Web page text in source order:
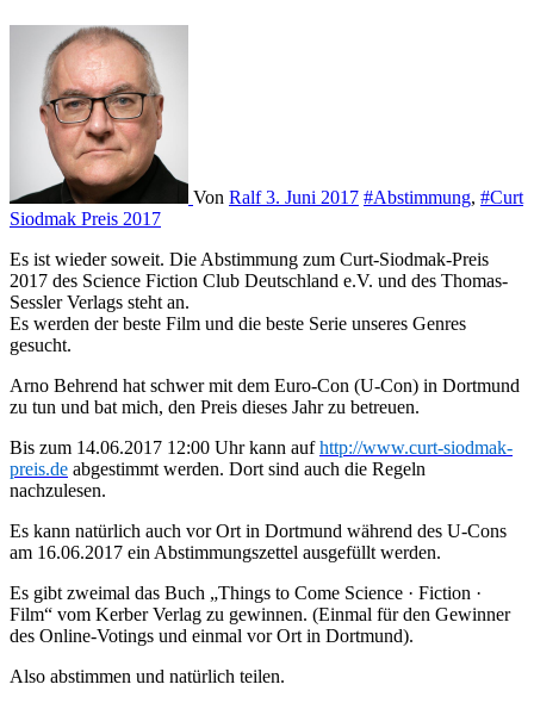
Von Ralf3. Juni 2017 #Abstimmung, #Curt
Siodmak Preis 2017
Es ist wieder soweit. Die Abstimmung zum Curt-Siodmak-Preis
2017 des Science Fiction Club Deutschland e.V. und des Thomas-
Sessler Verlags steht an.
Es werden der beste Film und die beste Serie unseres Genres
gesucht.
Arno Behrend hat schwer mit dem Euro-Con (U-Con) in Dortmund
zu tun und bat mich, den Preis dieses Jahr zu betreuen.
Bis zum 14.06.2017 12:00 Uhr kann aufhttp://www.curt-siodmak-
preis.de abgestimmt werden. Dort sind auch die Regeln
nachzulesen.
Es kann natürlich auch vor Ort in Dortmund während des U-Cons
am 16.06.2017 ein Abstimmungszettel ausgefüllt werden.
Es gibt zweimal das Buch „Things to Come Science · Fiction ·
Film“ vom Kerber Verlag zu gewinnen. (Einmal für den Gewinner
des Online-Votings und einmal vor Ort in Dortmund).
Also abstimmen und natürlich teilen.